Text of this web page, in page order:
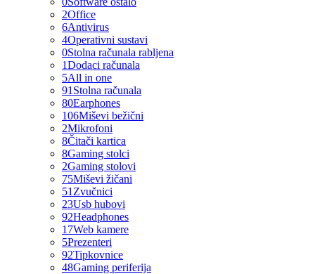
2Office
6Antivirus
4Operativni sustavi
0Stolna računala rabljena
1Dodaci računala
5All in one
91 Stolna računala
80Earphones
106Miševi bežični
2Mikrofoni
8Čitači kartica
8Gaming stolci
2Gaming stolovi
75Miševi žičani
51 Zvučnici
23Usb hubovi
92Headphones
17Web kamere
5Prezenteri
92Tipkovnice
48Gaming periferija